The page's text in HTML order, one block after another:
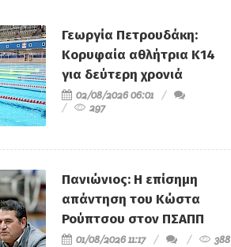
Γεωργία Πετρουδάκη:
Κορυφαία αθλήτρια Κ14
για δεύτερη χρονιά
02/08/2026 06:01
297
Πανιώνιος: Η επίσημη
απάντηση του Κώστα
Ρούπτσου στον ΠΣΑΠΠ
01/08/2026 11:17 388